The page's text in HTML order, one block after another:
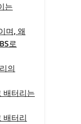
는
며, 왜
로
의
배터리는
배터리